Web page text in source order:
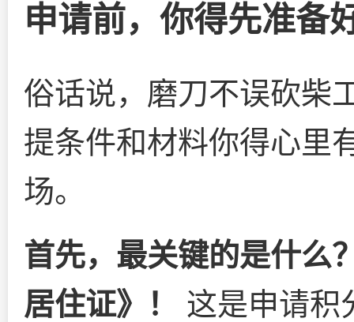
申请前，你得先准备
俗话说，磨刀不误砍柴
提条件和材料你得心里
场。
首先，最关键的是什么
居住证》！
这是申请积